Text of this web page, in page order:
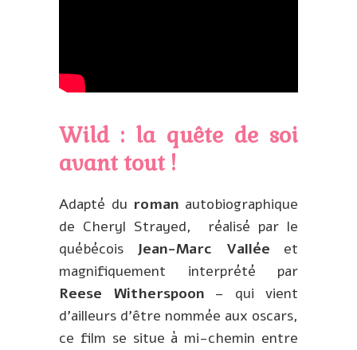
Wild : la quête de soi
avant tout !
Adapté du roman autobiographique
de Cheryl Strayed, réalisé par le
québécois Jean-Marc Vallée et
magnifiquement interprété par
Reese Witherspoon– qui vient
d’ailleurs d’être nommée aux oscars,
ce film se situe à mi-chemin entre